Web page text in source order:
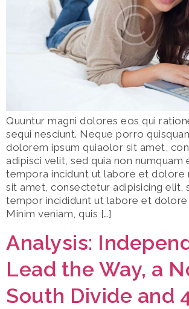
Quuntur magni dolores eos qui
sequi nesciunt. Neque porro
dolorem ipsum quiaolor sit amet,
adipisci velit, sed quia non numquam
tempora incidunt ut labore et dolore
sit amet, consectetur adipisicing elit,
tempor incididunt ut labore et dolore
Minim veniam, quis […]
Analysis:
Lead the Way, a
South Divide and